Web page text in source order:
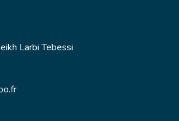
Larbi Tebessi